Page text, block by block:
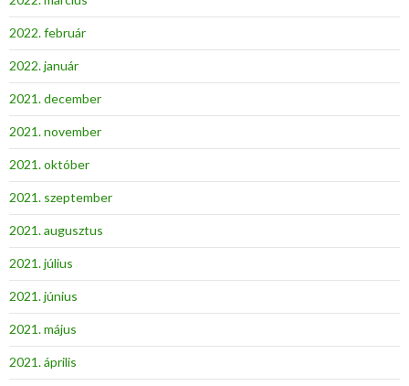
2022. február
2022. január
2021. december
2021. november
2021. október
2021. szeptember
2021. augusztus
2021. július
2021. június
2021. május
2021. április